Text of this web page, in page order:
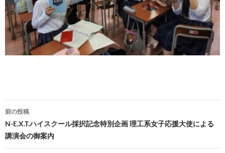
投
稿
前の投稿
N-E.X.T.ハイスクール採択記念特別企画 理工系女子応援大使による
講演会の御案内